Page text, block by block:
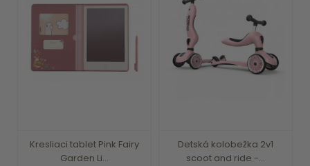
Kresliaci tablet Pink Fairy
Garden Li...
Detská kolobežka 2v1
scoot and ride -...